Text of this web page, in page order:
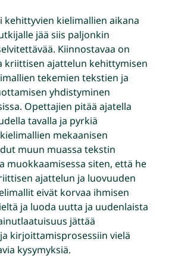
kehittyvien kielimallien aikana
jää siis paljonkin
Kiinnostavaa on
kriittisen ajattelun kehittymisen
tekemien tekstien ja
yhdistyminen
Opettajien pitää ajatella
tavalla ja pyrkiä
mekaanisen
muun muassa tekstin
muokkaamisessa siten, että he
ajattelun ja luovuuden
eivät korvaa ihmisen
ja luoda uutta ja uudenlaista
jättää
kirjoittamisprosessiin vielä
kysymyksiä.